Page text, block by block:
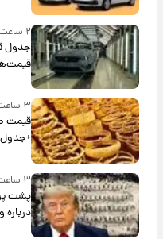
۲ ساعت پیش
۳ ساعت پیش
+جدول
۳ ساعت پیش
پشت